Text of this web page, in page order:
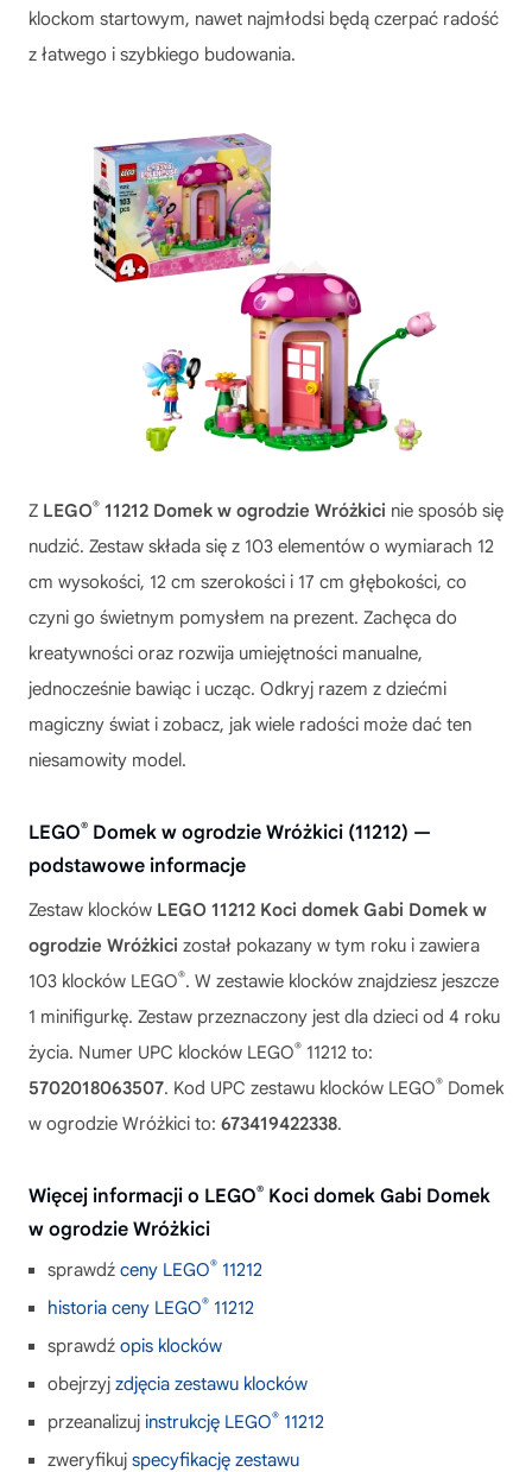
klockom startowym, nawet najmłodsi będą czerpać radość
z łatwego i szybkiego budowania.
Z LEGO® 11212 Domek w ogrodzie Wróżkici nie sposób się
nudzić. Zestaw składa się z 103 elementów o wymiarach 12
cm wysokości, 12 cm szerokości i 17 cm głębokości, co
czyni go świetnym pomysłem na prezent. Zachęca do
kreatywności oraz rozwija umiejętności manualne,
jednocześnie bawiąc i ucząc. Odkryj razem z dziećmi
magiczny świat i zobacz, jak wiele radości może dać ten
niesamowity model.
LEGO® Domek w ogrodzie Wróżkici (11212) —
podstawowe informacje
Zestaw klocków LEGO 11212 Koci domek Gabi Domek w
ogrodzie Wróżkici został pokazany w tym roku i zawiera
103 klocków LEGO®. W zestawie klocków znajdziesz jeszcze
1 minifigurkę. Zestaw przeznaczony jest dla dzieci od 4 roku
życia. Numer UPC klocków LEGO® 11212 to:
5702018063507. Kod UPC zestawu klocków LEGO® Domek
w ogrodzie Wróżkici to: 673419422338.
Więcej informacji o LEGO® Koci domek Gabi Domek
w ogrodzie Wróżkici
sprawdź ceny LEGO® 11212
historia ceny LEGO® 11212
sprawdź opis klocków
obejrzyj zdjęcia zestawu klocków
przeanalizuj instrukcję LEGO® 11212
zweryfikuj specyfikację zestawu